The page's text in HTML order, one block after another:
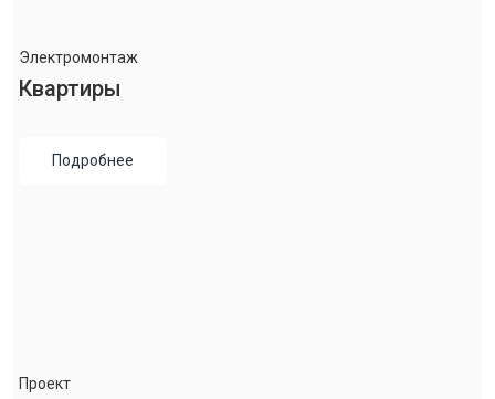
Электромонтаж
Квартиры
Подробнее
Проект